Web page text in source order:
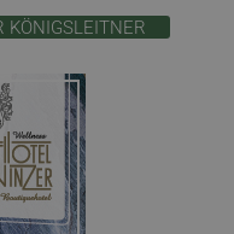
KÖNIGSLEITNER